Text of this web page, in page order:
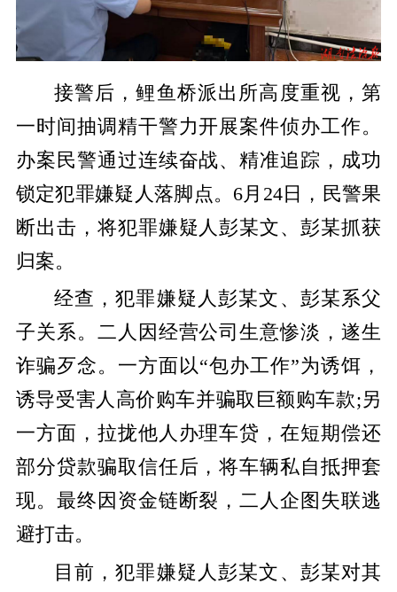
接警后，鲤鱼桥派出所高度重视，第
一时间抽调精干警力开展案件侦办工作。
办案民警通过连续奋战、精准追踪，成功
锁定犯罪嫌疑人落脚点。6月24日，民警果
断出击，将犯罪嫌疑人彭某文、彭某抓获
归案。
经查，犯罪嫌疑人彭某文、彭某系父
子关系。二人因经营公司生意惨淡，遂生
诈骗歹念。一方面以“包办工作”为诱饵，
诱导受害人高价购车并骗取巨额购车款;另
一方面，拉拢他人办理车贷，在短期偿还
部分贷款骗取信任后，将车辆私自抵押套
现。最终因资金链断裂，二人企图失联逃
避打击。
目前，犯罪嫌疑人彭某文、彭某对其